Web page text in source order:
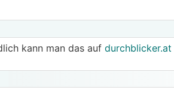
kann man das auf durchblicker.at